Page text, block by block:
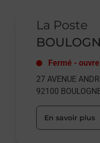
La Poste
Fermé -
27 AVENUE
92100
En savoir plus